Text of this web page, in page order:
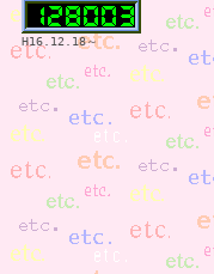
H16.12.18～